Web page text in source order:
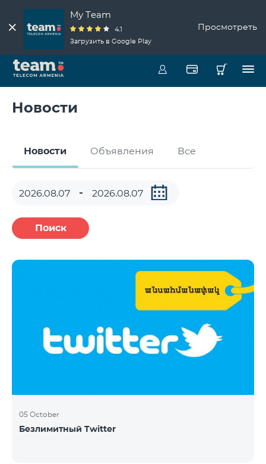
My Team
4.1
Загрузить в Google Play
Просмотреть
Новости
Новости Объявления Все
Поиск
05 October
Безлимитный Twitter